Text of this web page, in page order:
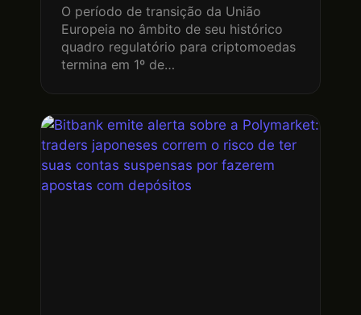
O período de transição da União
Europeia no âmbito de seu histórico
quadro regulatório para criptomoedas
termina em 1º de…